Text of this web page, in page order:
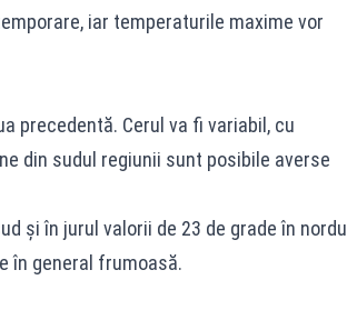
iar temperaturile maxime vor
precedentă. Cerul va fi variabil, cu
din sudul regiunii sunt posibile averse
și în jurul valorii de 23 de grade în nordul
în general frumoasă.